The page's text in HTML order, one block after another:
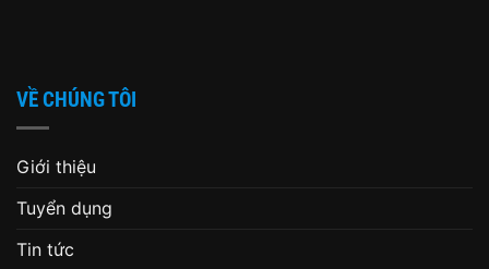
VỀ CHÚNG TÔI
Giới thiệu
Tuyển dụng
Tin tức